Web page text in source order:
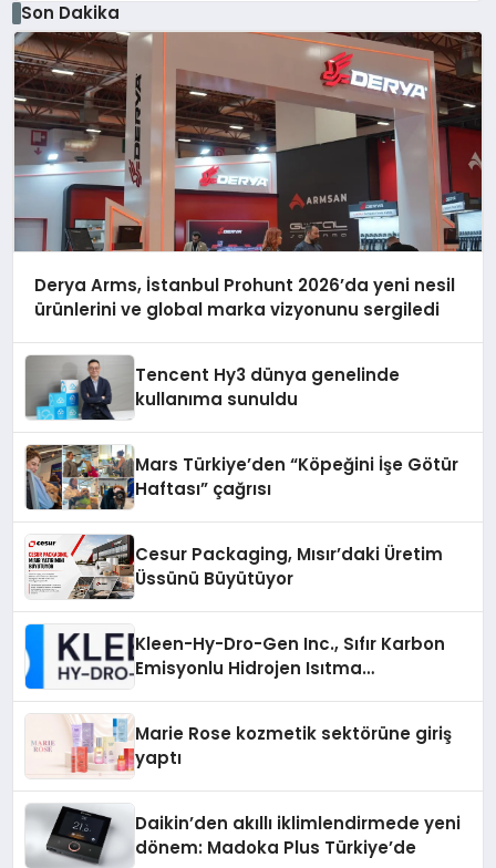
Son Dakika
Derya Arms, İstanbul Prohunt 2026’da yeni nesil
ürünlerini ve global marka vizyonunu sergiledi
Tencent Hy3 dünya genelinde
kullanıma sunuldu
Mars Türkiye’den “Köpeğini İşe Götür
Haftası” çağrısı
Cesur Packaging, Mısır’daki Üretim
Üssünü Büyütüyor
Kleen-Hy-Dro-Gen Inc., Sıfır Karbon
Emisyonlu Hidrojen Isıtma
Marie Rose kozmetik sektörüne giriş
yaptı
Daikin’den akıllı iklimlendirmede yeni
dönem: Madoka Plus Türkiye’de